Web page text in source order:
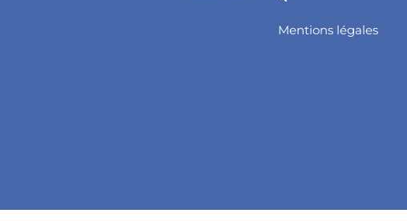
Mentions légales